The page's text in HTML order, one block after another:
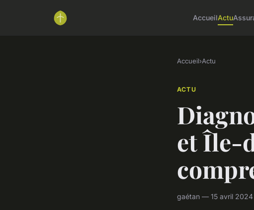
AccueilActu
Accueil›Actu
ACTU
et Île-
gaétan — 15 avril